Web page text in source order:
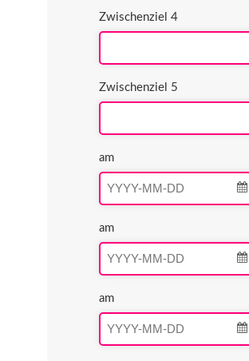
Zwischenziel 4
Zwischenziel 5
am
am
am